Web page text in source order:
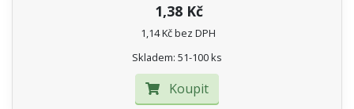
1,38 Kč
1,14 Kč bez DPH
Skladem: 51-100 ks
Koupit